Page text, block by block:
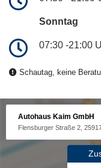
Sonntag
07:30 -21:00
Schautag, keine
Autohaus Kaim GmbH
Flensburger Straße 2,